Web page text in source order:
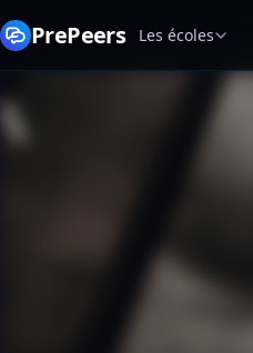
PrePeers Les écoles